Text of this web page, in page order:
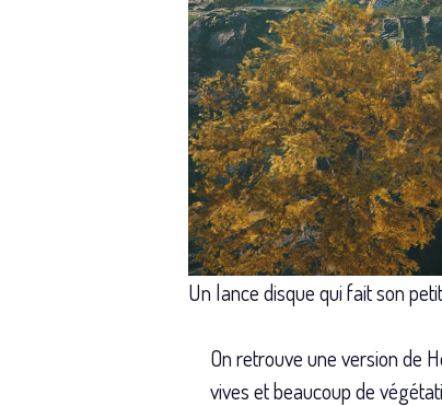
Un lance disque qui fait son
On retrouve une version de
vives et beaucoup de